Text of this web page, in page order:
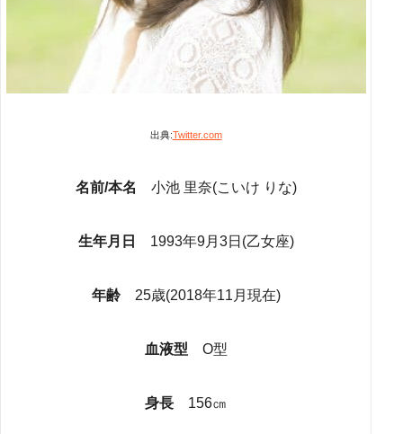
出典:Twitter.com
名前/本名 小池 里奈(こいけ りな)
生年月日 1993年9月3日(乙女座)
年齢 25歳(2018年11月現在)
血液型 O型
身長 156㎝